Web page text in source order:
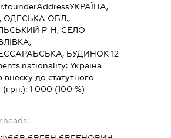
УКРАЇНА,
ОДЕСЬКА ОБЛ.,
Р-Н, СЕЛО
БУДИНОК 12
Україна
внеску до статутного
(грн.):1 000 (100 %)